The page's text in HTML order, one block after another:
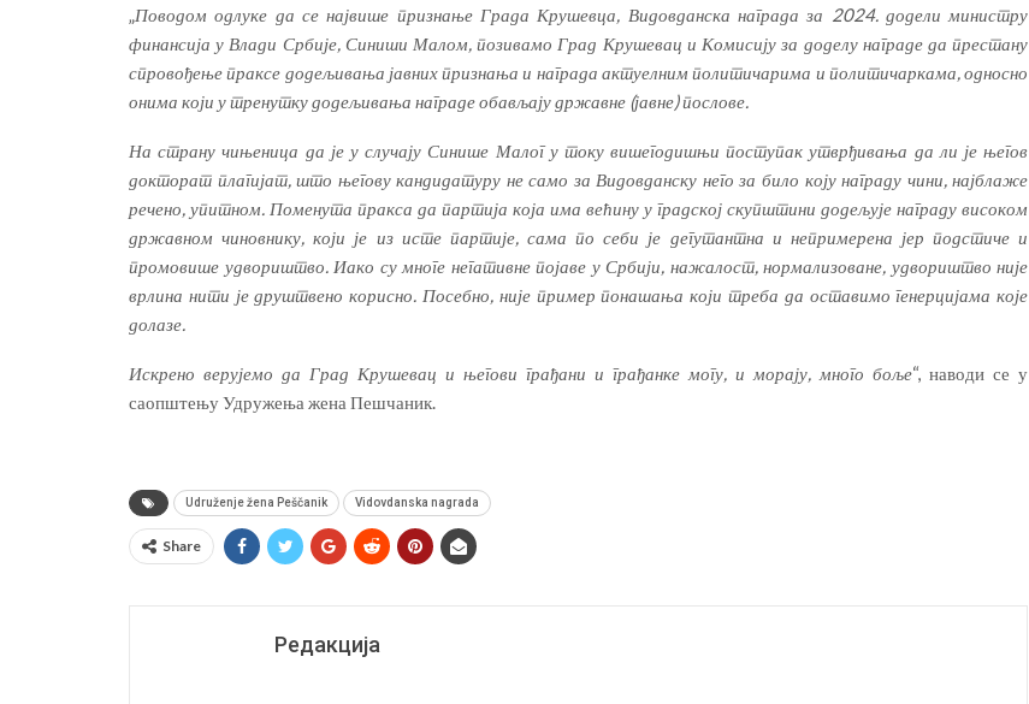
„Поводом одлуке да се највише признање Града Крушевца, Видовданска награда за 2024. додели министру
финансија у Влади Србије, Синиши Малом, позивамо Град Крушевац и Комисију за доделу награде да престану
спровођење праксе додељивања јавних признања и награда актуелним политичарима и политичаркама, односно
онима који у тренутку додељивања награде обављају државне (јавне) послове.
На страну чињеница да је у случају Синише Малог у току вишегодишњи поступак утврђивања да ли је његов
докторат плагијат, што његову кандидатуру не само за Видовданску него за било коју награду чини, најблаже
речено, упитном. Поменута пракса да партија која има већину у градској скупштини додељује награду високом
државном чиновнику, који је из исте партије, сама по себи је дегутантна и непримерена јер подстиче и
промовише удвориштво. Иако су многе негативне појаве у Србији, нажалост, нормализоване, удвориштво није
врлина нити је друштвено корисно. Посебно, није пример понашања који треба да оставимо генерцијама које
долазе.
Искрено верујемо да Град Крушевац и његови грађани и грађанке могу, и морају, много боље“, наводи се у
саопштењу Удружења жена Пешчаник.
Udruženje žena Peščanik Vidovdanska nagrada
Share
Редакција